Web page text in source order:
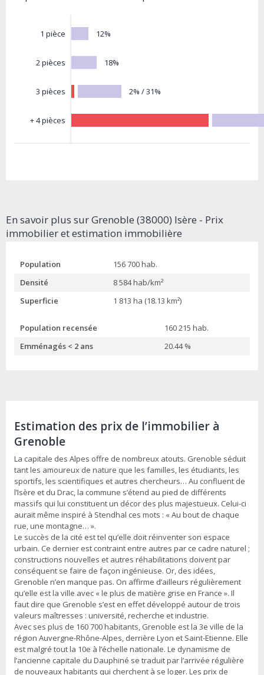
1 pièce
2 pièces
3 pièces
+ 4 pièces
12%
18%
2% / 31%
En savoir plus sur Grenoble (38000) Isère - Prix
immobilier et estimation immobilière
Population
156 700 hab.
Densité
8 584 hab/km²
Superficie
1 813 ha (18.13 km²)
Population recensée
160 215 hab.
Emménagés < 2 ans
20.44 %
Estimation des prix de l’immobilier à
Grenoble
La capitale des Alpes offre de nombreux atouts. Grenoble séduit
tant les amoureux de nature que les familles, les étudiants, les
sportifs, les scientifiques et autres chercheurs… Au confluent de
l’Isère et du Drac, la commune s’étend au pied de différents
massifs qui lui constituent un décor des plus majestueux. Celui-ci
aurait même inspiré à Stendhal ces mots : « Au bout de chaque
rue, une montagne… ».
Le succès de la cité est tel qu’elle doit réinventer son espace
urbain. Ce dernier est contraint entre autres par ce cadre naturel ;
constructions nouvelles et autres réhabilitations doivent par
conséquent se faire de façon ingénieuse. Or, des idées,
Grenoble n’en manque pas. On affirme d’ailleurs régulièrement
qu’elle est la ville avec « le plus de matière grise en France ». Il
faut dire que Grenoble s’est en effet développé autour de trois
valeurs maîtresses : université, recherche et industrie.
Avec ses plus de 160 700 habitants, Grenoble est la 3e ville de la
région Auvergne-Rhône-Alpes, derrière Lyon et Saint-Etienne. Elle
est malgré tout la 10e à l’échelle nationale. Le dynamisme de
l’ancienne capitale du Dauphiné se traduit par l’arrivée régulière
de nouveaux habitants qui cherchent à se loger. Les prix de